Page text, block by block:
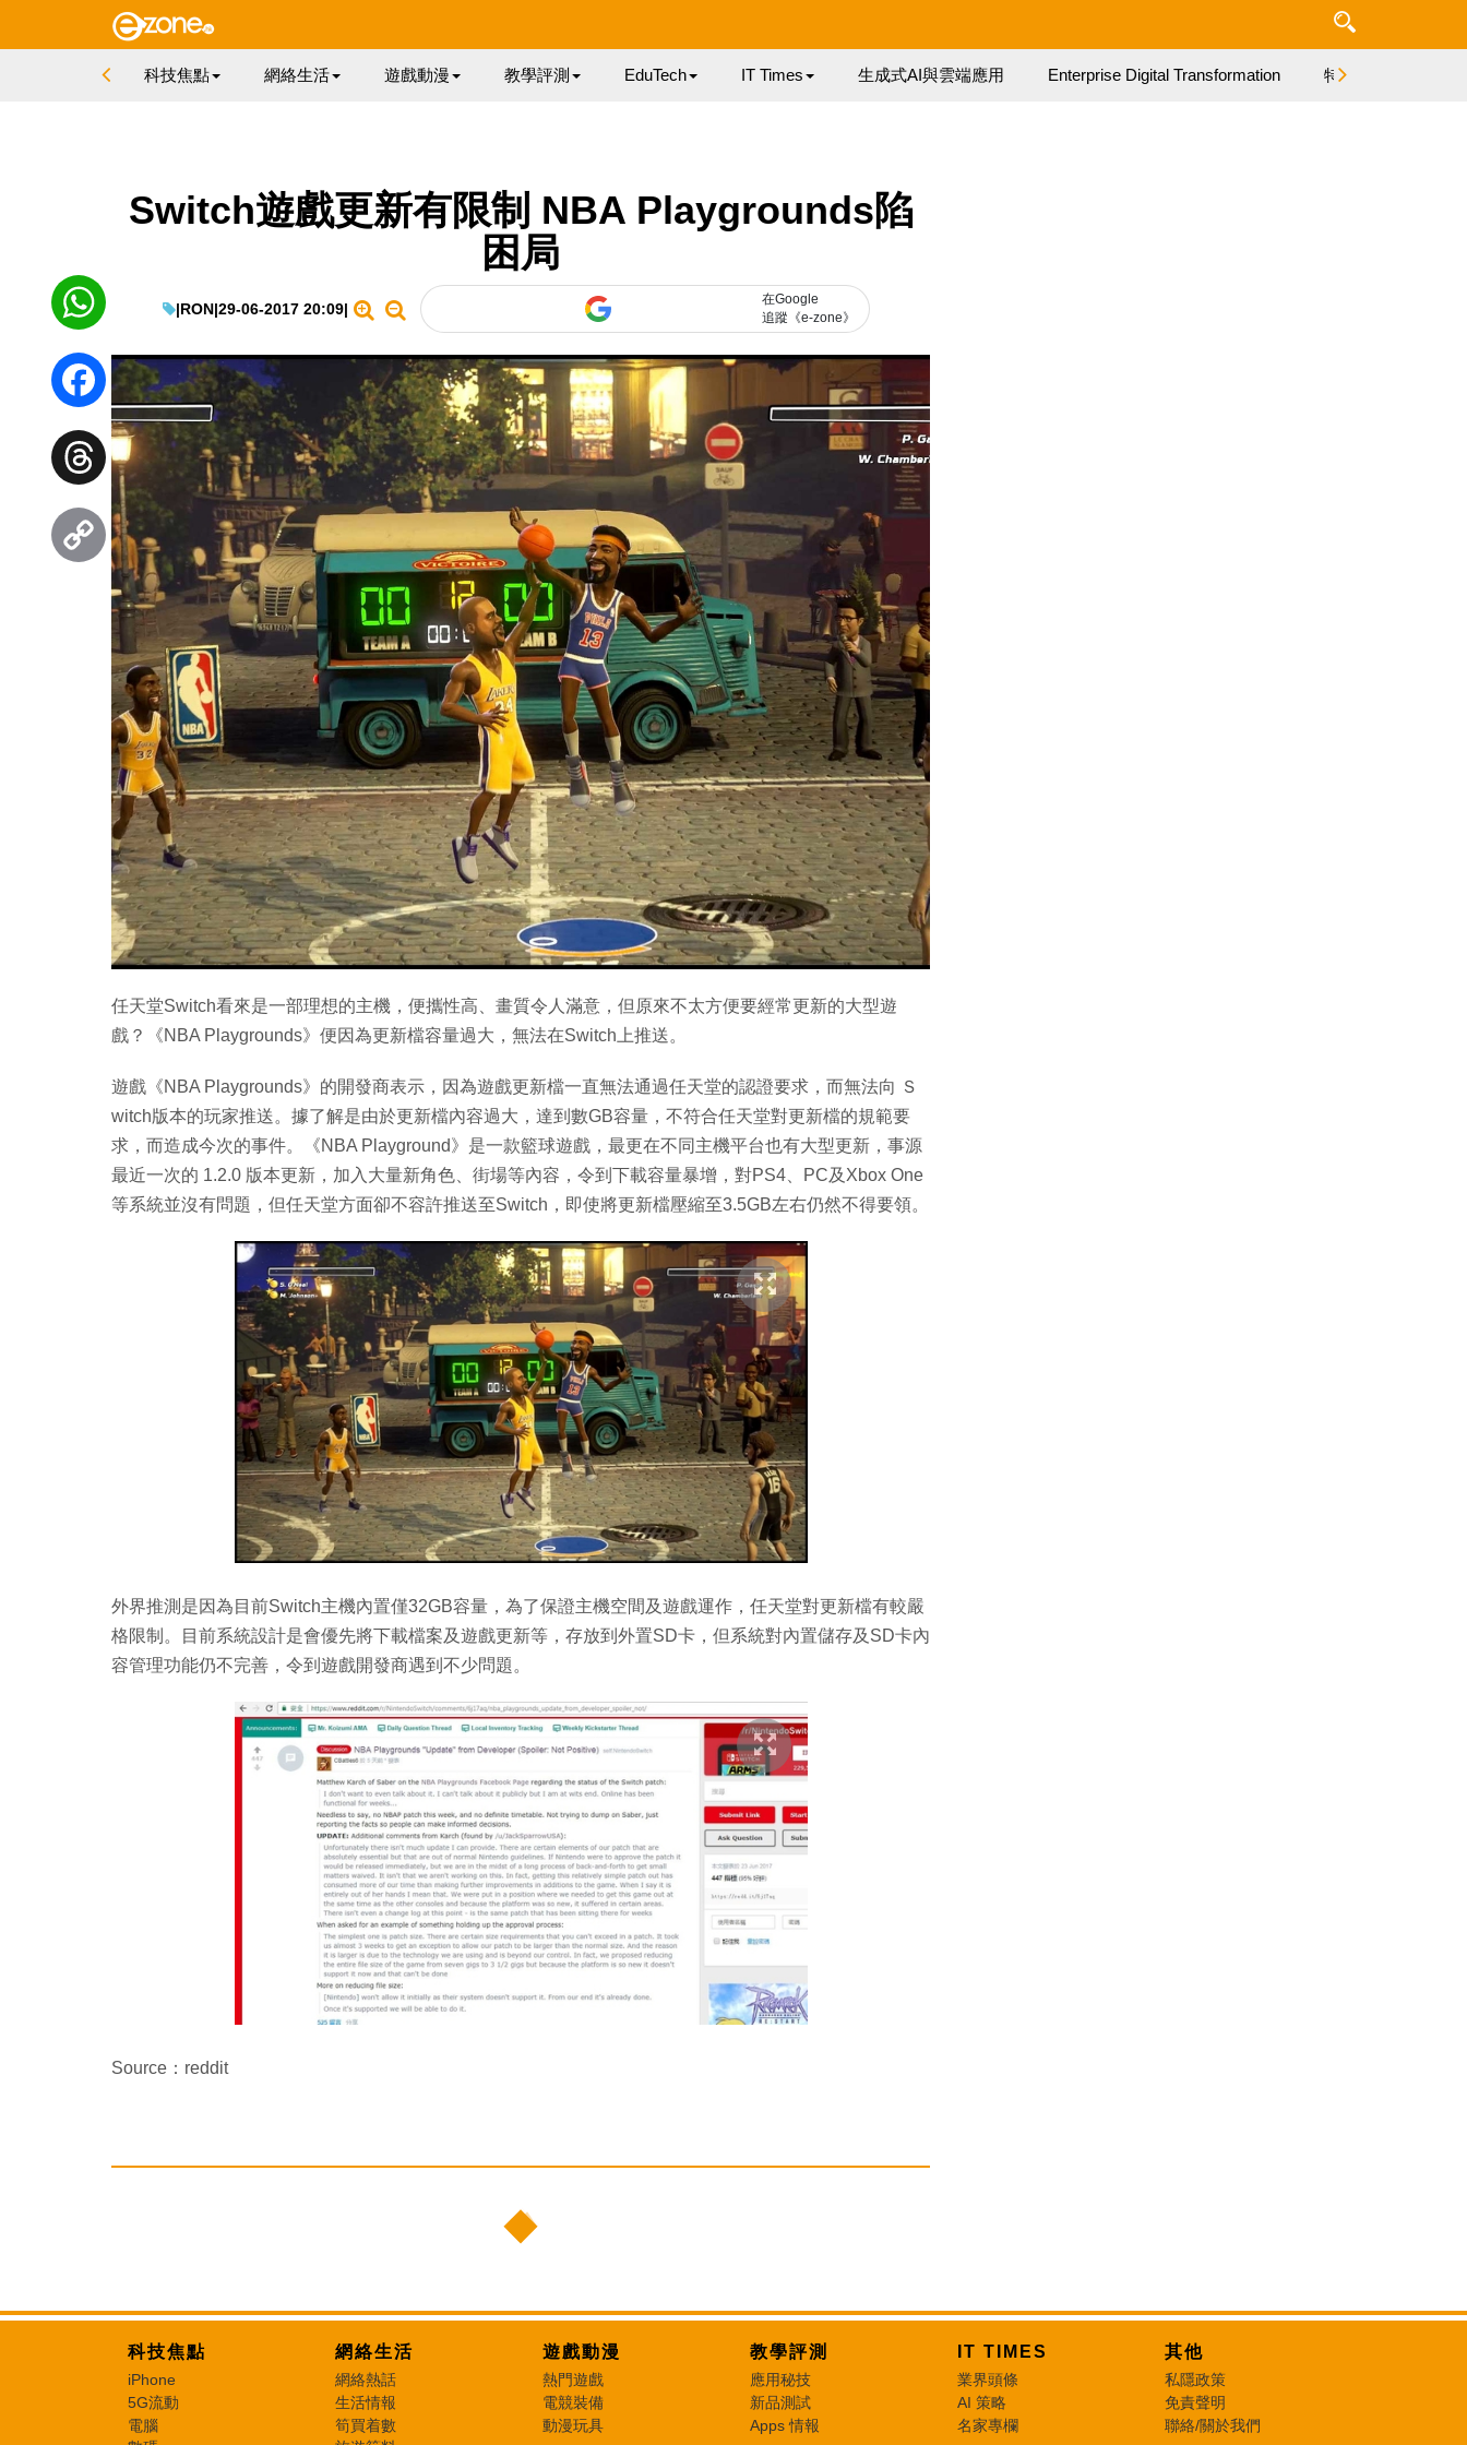
科技焦點 網絡生活 遊戲動漫 教學評測 EduTech IT Times 生成式AI與雲端應用 Enterprise Digital Transformation 特集
Switch遊戲更新有限制 NBA Playgrounds陷
困局
|RON|29-06-2017 20:09|
在Google
追蹤《e-zone》
任天堂Switch看來是一部理想的主機，便攜性高、畫質令人滿意，但原來不太方便要經常更新的大型遊
戲？《NBA Playgrounds》便因為更新檔容量過大，無法在Switch上推送。
遊戲《NBA Playgrounds》的開發商表示，因為遊戲更新檔一直無法通過任天堂的認證要求，而無法向 Ｓ
witch版本的玩家推送。據了解是由於更新檔內容過大，達到數GB容量，不符合任天堂對更新檔的規範要
求，而造成今次的事件。《NBA Playground》是一款籃球遊戲，最更在不同主機平台也有大型更新，事源
最近一次的 1.2.0 版本更新，加入大量新角色、街場等內容，令到下載容量暴增，對PS4、PC及Xbox One
等系統並沒有問題，但任天堂方面卻不容許推送至Switch，即使將更新檔壓縮至3.5GB左右仍然不得要領。
外界推測是因為目前Switch主機內置僅32GB容量，為了保證主機空間及遊戲運作，任天堂對更新檔有較嚴
格限制。目前系統設計是會優先將下載檔案及遊戲更新等，存放到外置SD卡，但系統對內置儲存及SD卡內
容管理功能仍不完善，令到遊戲開發商遇到不少問題。
Source：reddit
WhatsApp
Facebook
Threads
Copy
Link
科技焦點
iPhone
5G流動
電腦
網絡生活
網絡熱話
生活情報
筍買着數
遊戲動漫
熱門遊戲
電競裝備
動漫玩具
教學評測
應用秘技
新品測試
Apps 情報
IT TIMES
業界頭條
AI 策略
名家專欄
其他
私隱政策
免責聲明
聯絡/關於我們